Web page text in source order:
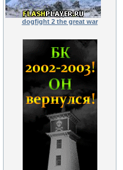
dogfight 2 the great war